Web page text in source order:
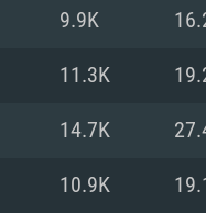
9.9K
11.3K
14.7K
10.9K